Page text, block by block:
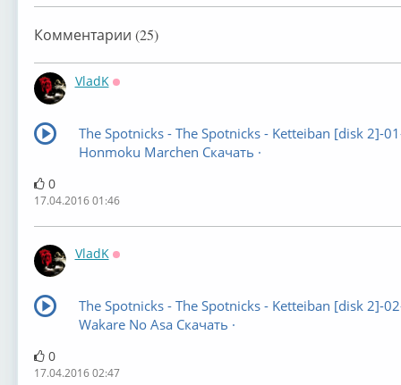
Комментарии (25)
VladK
The Spotnicks - The Spotnicks - Ketteiban [disk 2]-
Honmoku Marchen Скачать ·
0
17.04.2016 01:46
VladK
The Spotnicks - The Spotnicks - Ketteiban [disk 2]-
Wakare No Asa Скачать ·
0
17.04.2016 02:47